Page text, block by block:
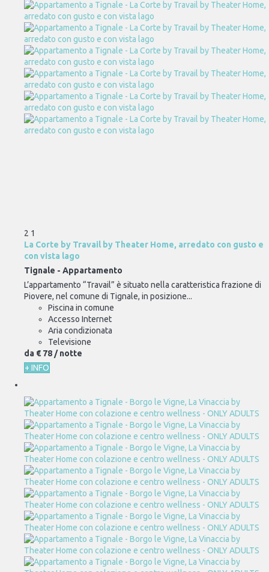
2 1
La Corte by Travail by Theater Home, arredato con gusto e
con vista lago
Tignale - Appartamento
L’appartamento “Travail” è situato nella caratteristica frazione di
Piovere, nel comune di Tignale, in posizione...
Piscina in comune
Accesso Internet
Aria condizionata
Televisione
da € 78 / notte
+ INFO